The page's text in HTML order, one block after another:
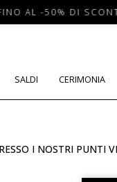
AL -50% DI
SALDI CERIMONIA
I NOSTRI PUNTI